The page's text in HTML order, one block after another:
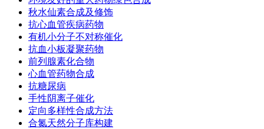
秋水仙素合成及修饰
抗心血管疾病药物
有机小分子不对称催化
抗血小板凝聚药物
前列腺素化合物
心血管药物合成
抗糖尿病
手性阴离子催化
定向多样性合成方法
合氮天然分子库构建